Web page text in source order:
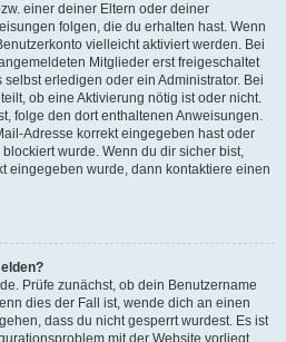
einer deiner Eltern oder deiner
folgen, die du erhalten hast. Wenn
vielleicht aktiviert werden. Bei
Mitglieder erst freigeschaltet
erledigen oder ein Administrator. Bei
ob eine Aktivierung nötig ist oder nicht.
folge den dort enthaltenen Anweisungen.
Adresse korrekt eingegeben hast oder
wurde. Wenn du dir sicher bist,
eingegeben wurde, dann kontaktiere einen
Prüfe zunächst, ob dein Benutzername
dies der Fall ist, wende dich an einen
dass du nicht gesperrt wurdest. Es ist
mit der Website vorliegt,